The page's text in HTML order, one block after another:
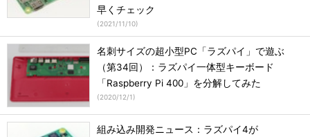
早くチェック
(2021/11/10)
名刺サイズの超小型PC「ラズパイ」で遊ぶ
（第34回）：ラズパイ一体型キーボード
「Raspberry Pi 400」を分解してみた
(2020/12/1)
組み込み開発ニュース：ラズパイ4が